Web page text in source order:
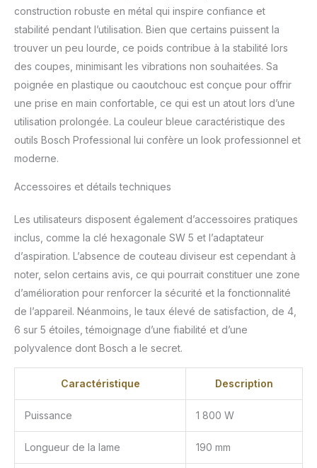
construction robuste en métal qui inspire confiance et
stabilité pendant l’utilisation. Bien que certains puissent la
trouver un peu lourde, ce poids contribue à la stabilité lors
des coupes, minimisant les vibrations non souhaitées. Sa
poignée en plastique ou caoutchouc est conçue pour offrir
une prise en main confortable, ce qui est un atout lors d’une
utilisation prolongée. La couleur bleue caractéristique des
outils Bosch Professional lui confère un look professionnel et
moderne.
Accessoires et détails techniques
Les utilisateurs disposent également d’accessoires pratiques
inclus, comme la clé hexagonale SW 5 et l’adaptateur
d’aspiration. L’absence de couteau diviseur est cependant à
noter, selon certains avis, ce qui pourrait constituer une zone
d’amélioration pour renforcer la sécurité et la fonctionnalité
de l’appareil. Néanmoins, le taux élevé de satisfaction, de 4,
6 sur 5 étoiles, témoignage d’une fiabilité et d’une
polyvalence dont Bosch a le secret.
Caractéristique Description
Puissance 1 800 W
Longueur de la lame 190 mm